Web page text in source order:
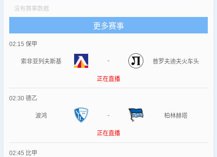
没有赛事数据
更多赛事
02:15 保甲
索非亚列夫斯基 - 普罗夫迪夫火车头
正在直播
02:30 德乙
波鸿 - 柏林赫塔
正在直播
02:45 比甲